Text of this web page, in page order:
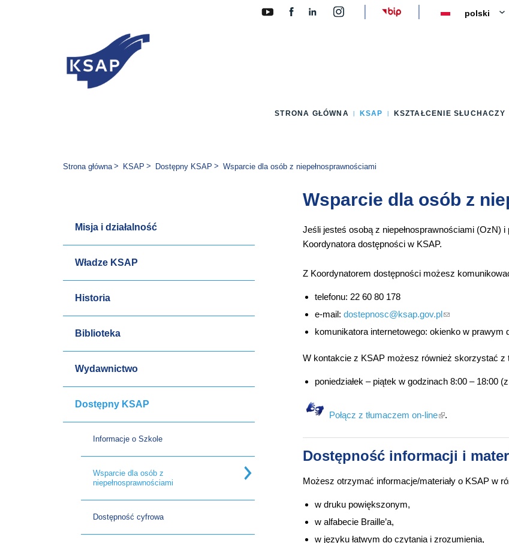
Zmień wersję językową strony
STRONA GŁÓWNA KSAP KSZTAŁCENIE SŁUCHACZY
Jesteś tutaj:
Strona główna KSAP Dostępny KSAP Wsparcie dla osób z niepełnosprawnościami
Misja i działalność
Władze KSAP
Historia
Biblioteka
Wydawnictwo
Dostępny KSAP
Informacje o Szkole
Wsparcie dla osób z
niepełnosprawnościami
Dostępność cyfrowa
Wsparcie dla osób z
Jeśli jesteś osobą z niepełnosprawnościami
Koordynatora dostępności w KSAP.
Z Koordynatorem dostępności możesz
telefonu: 22 60 80 178
e-mail: dostepnosc@ksap.gov.pl(link sends e-mail)
komunikatora internetowego: okienko w prawym
W kontakcie z KSAP możesz również skorzystać z
poniedziałek – piątek w godzinach 8:00 – 18:00
Połącz z tłumaczem on-line .
Dostępność informacji i
Możesz otrzymać informacje/materiały o KSAP w
w druku powiększonym,
w alfabecie Braille’a,
w języku łatwym do czytania i zrozumienia,